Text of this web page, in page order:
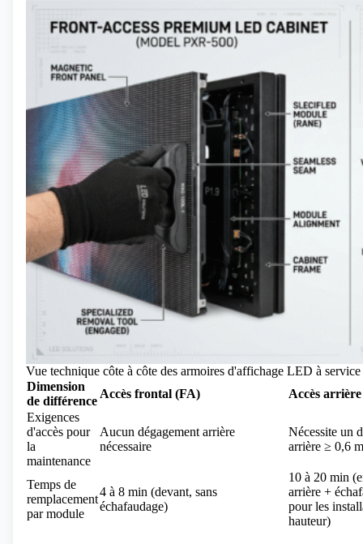
Vue technique côte à côte des armoires d'affichage LED à
Dimension
de différence
Accès frontal (FA)
Accès
Exigences
d'accès pour
la
maintenance
Aucun dégagement arrière
nécessaire
Nécessite un
arrière ≥ 0,6 m
Temps de
remplacement
par module
4 à 8 min (devant, sans
échafaudage)
10 à 20 min
arrière +
pour les
hauteur)